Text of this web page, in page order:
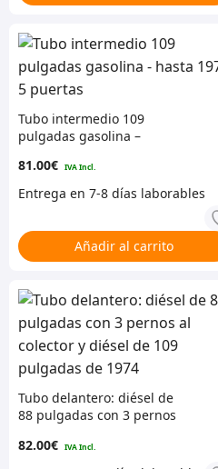
Tubo intermedio 109
pulgadas gasolina –
81.00€
Añadir al carrito
Tubo delantero: diésel de
88 pulgadas con 3 pernos
pulgadas de 1974
82.00€